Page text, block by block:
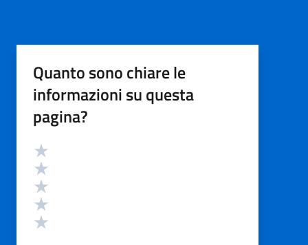
Quanto sono chiare le
informazioni su questa
pagina?
Valutazione